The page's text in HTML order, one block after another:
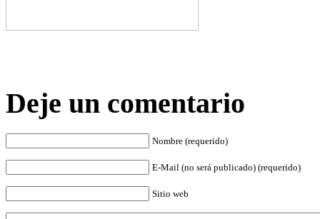
Deje un comentario
Nombre (requerido)
E-Mail (no será publicado) (requerido)
Sitio web